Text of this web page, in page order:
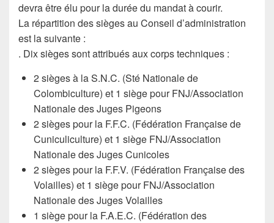
devra être élu pour la durée du mandat à courir.
La répartition des sièges au Conseil d’administration
est la suivante :
. Dix sièges sont attribués aux corps techniques :
2 sièges à la S.N.C. (Sté Nationale de
Colombiculture) et 1 siège pour FNJ/Association
Nationale des Juges Pigeons
2 sièges pour la F.F.C. (Fédération Française de
Cuniculiculture) et 1 siège FNJ/Association
Nationale des Juges Cunicoles
2 sièges pour la F.F.V. (Fédération Française des
Volailles) et 1 siège pour FNJ/Association
Nationale des Juges Volailles
1 siège pour la F.A.E.C. (Fédération des